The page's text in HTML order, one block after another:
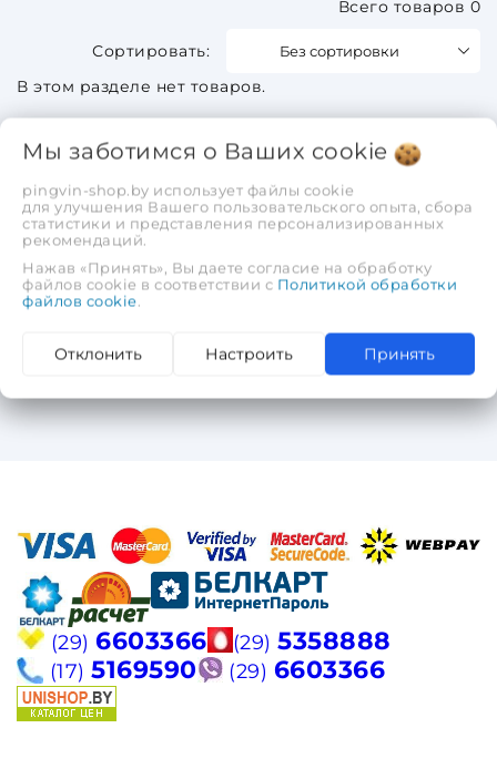
Без сортировки
Всего товаров 0
В этом разделе нет товаров.
(29) 6603366 (29) 5358888
(17) 5169590 (29) 6603366
Мы заботимся о Ваших cookie
pingvin-shop.by использует файлы cookie
для улучшения Вашего пользовательского опыта, сбора
статистики и представления персонализированных
рекомендаций.
Нажав «Принять», Вы даете согласие на обработку
файлов cookie в соответствии с Политикой обработки
файлов cookie.
Отклонить Настроить Принять